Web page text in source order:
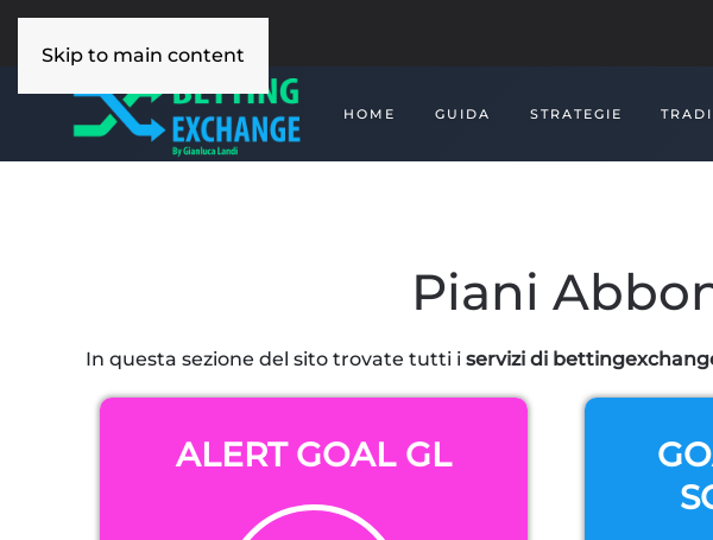
Skip to main content
HOME GUIDA STRATEGIE
Piani
In questa sezione del sito trovate tutti i servizi di
ALERT GOAL GL